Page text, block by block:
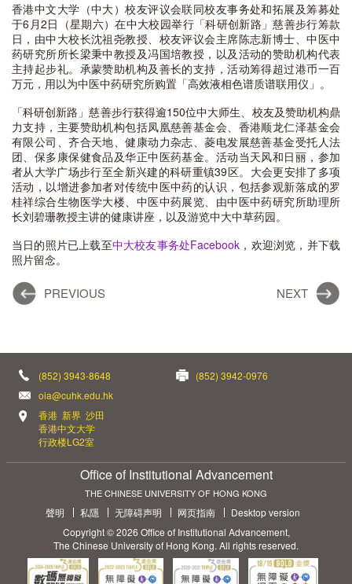
香港中文大学（中大）校友评议会联同校友事务处和拓展及筹募处
于6月2日（星期六）在中大校园举行「科研创新路」慈善步行筹款
日，由中大校长沈祖尧教授、校友评议会主席陈志新博士、中医中
药研究所所长梁秉中教授及冯国培教授，以及活动的赞助机构代表
主持起步礼。承蒙赞助机构及善长的支持，活动筹得超过港币一百
万元，用以为中医中药研究所购置「高效液相色谱质谱联用仪」。
「科研创新路」慈善步行获得逾150位中大师生、校友及赞助机构鼎
力支持，主要赞助机构包括凤凰慈善基金会、香港顺龙仁泽基金会
有限公司、齐合天地、健康动力杂志、菱电发展慈善基金受托人法
团、保多康保健食品及华正中医药基金。活动当天风和日丽，参加
者从大学广场步行至全新兴建的科研重镇39区。大会更安排了多项
活动，以增进参加者对传统中医中药的认识，包括参观新落成的罗
桂祥综合生物医学大楼、中医中药展览、由中医中药研究所助理所
长刘碧珊教授主讲的健康讲座，以及游览中大中草药园。
当日的照片已上载至中大校友事务处Facebook ，欢迎浏览，并下载
照片留念。
PREVIOUS NEXT
(852) 3943-8648
(852) 3942-0976
oia@cuhk.edu.hk
香港 新界 沙田
香港中文大学
行政楼LG2室
Office of Institutional Advancement
THE CHINESE UNIVERSITY OF HONG KONG
聲明 私隱 无障碍声明 网页指南
Desktop version
Copyright © 2026 Office of Institutional Advancement,
The Chinese University of Hong Kong. All rights reserved.